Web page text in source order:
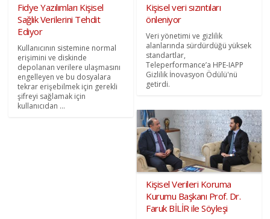
Fidye Yazılımları Kişisel
Sağlık Verilerini Tehdit
Ediyor
Kullanıcının sistemine normal
erişimini ve diskinde
depolanan verilere ulaşmasını
engelleyen ve bu dosyalara
tekrar erişebilmek için gerekli
şifreyi sağlamak için
kullanıcıdan ...
Kişisel veri sızıntıları
önleniyor
Veri yönetimi ve gizlilik
alanlarında sürdürdüğü yüksek
standartlar,
Teleperformance’a HPE-IAPP
Gizlilik İnovasyon Ödülü'nü
getirdi.
Kişisel Verileri Koruma
Kurumu Başkanı Prof. Dr.
Faruk BİLİR ile Söyleşi